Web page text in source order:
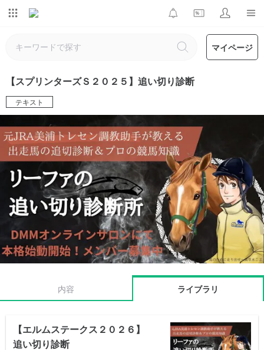
マイページ
【スプリンターズＳ２０２５】追い切り診断
テキスト
内容 ライブラリ
【エルムステークス２０２６】
追い切り診断